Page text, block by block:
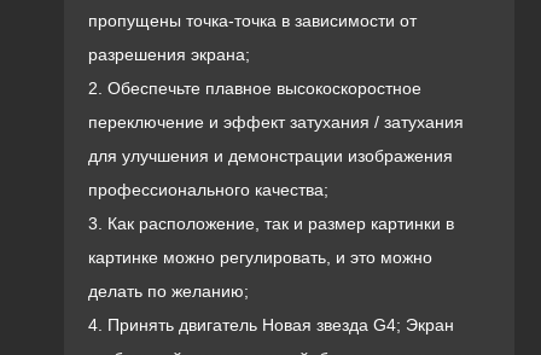
пропущены точка-точка в зависимости от
разрешения экрана;
2. Обеспечьте плавное высокоскоростное
переключение и эффект затухания / затухания
для улучшения и демонстрации изображения
профессионального качества;
3. Как расположение, так и размер картинки в
картинке можно регулировать, и это можно
делать по желанию;
4. Принять двигатель Новая звезда G4; Экран